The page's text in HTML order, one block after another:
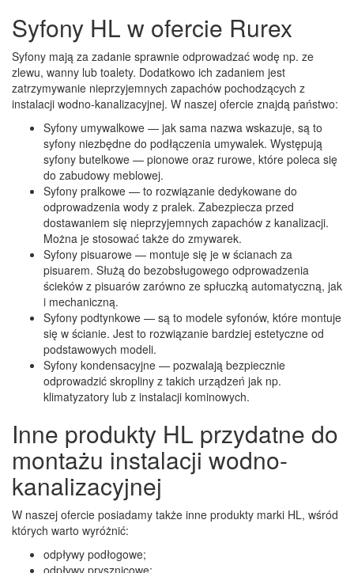
Syfony HL w ofercie Rurex
Syfony mają za zadanie sprawnie odprowadzać wodę np. ze
zlewu, wanny lub toalety. Dodatkowo ich zadaniem jest
zatrzymywanie nieprzyjemnych zapachów pochodzących z
instalacji wodno-kanalizacyjnej. W naszej ofercie znajdą państwo:
Syfony umywalkowe — jak sama nazwa wskazuje, są to
syfony niezbędne do podłączenia umywalek. Występują
syfony butelkowe — pionowe oraz rurowe, które poleca się
do zabudowy meblowej.
Syfony pralkowe — to rozwiązanie dedykowane do
odprowadzenia wody z pralek. Zabezpiecza przed
dostawaniem się nieprzyjemnych zapachów z kanalizacji.
Można je stosować także do zmywarek.
Syfony pisuarowe — montuje się je w ścianach za
pisuarem. Służą do bezobsługowego odprowadzenia
ścieków z pisuarów zarówno ze spłuczką automatyczną, jak
i mechaniczną.
Syfony podtynkowe — są to modele syfonów, które montuje
się w ścianie. Jest to rozwiązanie bardziej estetyczne od
podstawowych modeli.
Syfony kondensacyjne — pozwalają bezpiecznie
odprowadzić skropliny z takich urządzeń jak np.
klimatyzatory lub z instalacji kominowych.
Inne produkty HL przydatne do
montażu instalacji wodno-
kanalizacyjnej
W naszej ofercie posiadamy także inne produkty marki HL, wśród
których warto wyróżnić:
odpływy podłogowe;